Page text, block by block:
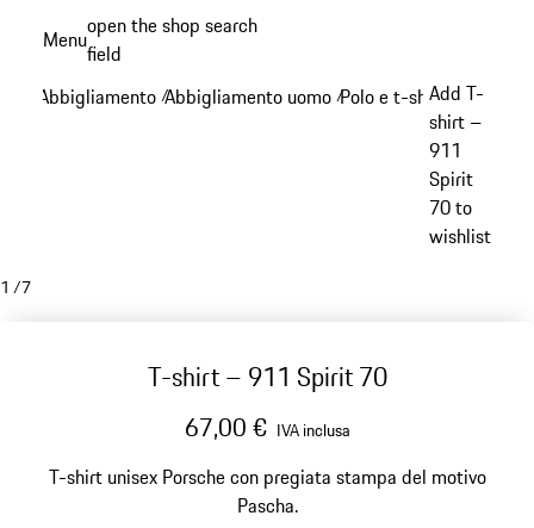
principale
Menuopen the shop search
field
Abbigliamento /Abbigliamento uomo /Polo e t-shirt/
Add T-
shirt –
911
Spirit
70 to
wishlist
1 /7
T-shirt – 911 Spirit 70
67,00 € IVA inclusa
T-shirt unisex Porsche con pregiata stampa del motivo
Pascha.